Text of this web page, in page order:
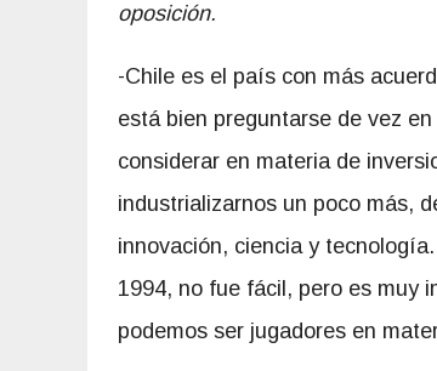
oposición.
-Chile es el país con más
está bien preguntarse de vez
considerar en materia de
industrializarnos un poco más,
innovación, ciencia y
1994, no fue fácil, pero es muy
podemos ser jugadores en